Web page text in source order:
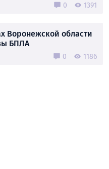
0 1391
Воронежской области
БПЛА
0 1186